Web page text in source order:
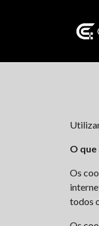
O que
Os
todos